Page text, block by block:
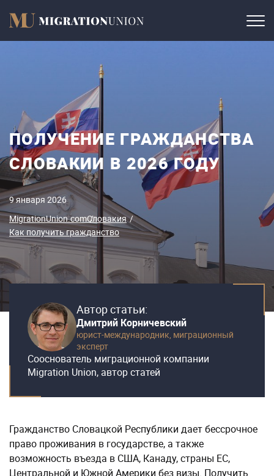
ПОЛУЧЕНИЕ ГРАЖДАНСТВА
СЛОВАКИИ В 2026 ГОДУ
9 января 2026
MigrationUnion.comСловакия
Как получить гражданство
Автор статьи:
Дмитрий Корничевский
юрист-международник, миграционный
эксперт
Сооснователь миграционной компании
Migration Union, автор статей
Гражданство Словацкой Республики дает бессрочное
право проживания в государстве, а также
возможность въезда в США, Канаду, страны ЕС,
Центральной и Южной Америки без визы. Получить